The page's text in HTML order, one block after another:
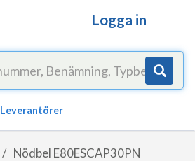
Logga in
Leverantörer
Nödbel E80ESCAP30PN